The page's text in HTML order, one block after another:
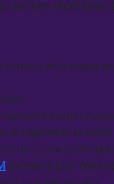
actions répétitives
et je
avant
je reprends la main
en un point
se met à jour tout